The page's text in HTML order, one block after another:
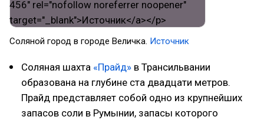
Соляной город в городе Величка. Источник
Соляная шахта «Прайд» в Трансильвании
образована на глубине ста двадцати метров.
Прайд представляет собой одно из крупнейших
запасов соли в Румынии, запасы которого